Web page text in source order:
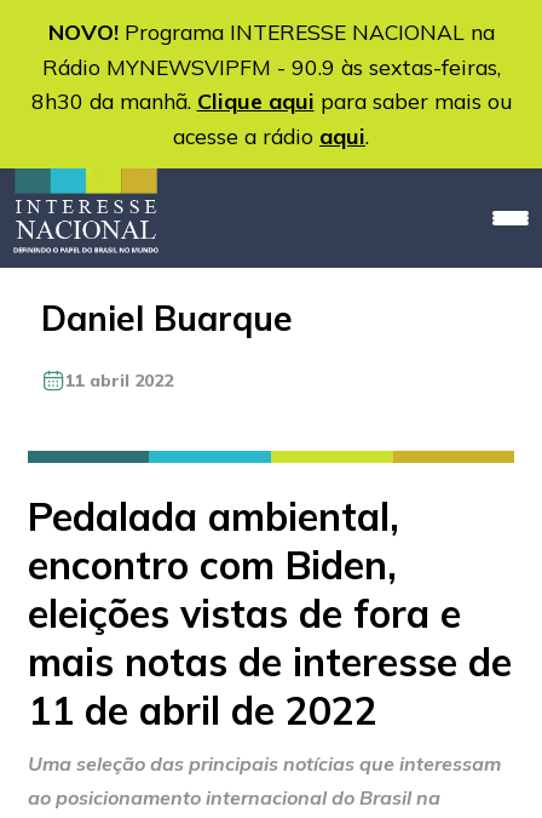
NOVO!Programa INTERESSE NACIONAL na
Rádio MYNEWSVIPFM - 90.9 às sextas-feiras,
8h30 da manhã. Clique aqui para saber mais ou
acesse a rádio aqui.
Daniel Buarque
11 abril 2022
Pedalada ambiental,
encontro com Biden,
eleições vistas de fora e
mais notas de interesse de
11 de abril de 2022
Uma seleção das principais notícias que interessam
ao posicionamento internacional do Brasil na